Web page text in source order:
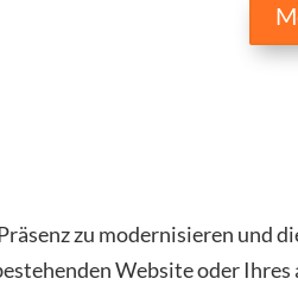
zu modernisieren und
Website oder